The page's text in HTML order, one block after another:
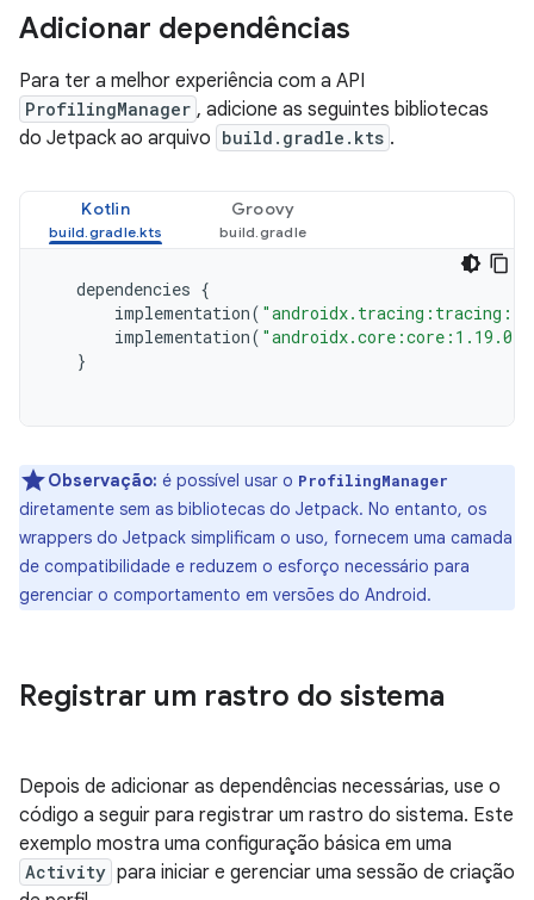
Adicionar dependências
Para ter a melhor experiência com a API
ProfilingManager , adicione as seguintes bibliotecas
do Jetpack ao arquivo build.gradle.kts .
Kotlin Groovy
dependencies {
implementation(
implementation( "androidx.core:core:1.19.0"
}
Observação: é possível usar o ProfilingManager
diretamente sem as bibliotecas do Jetpack. No entanto, os
wrappers do Jetpack simplificam o uso, fornecem uma camada
de compatibilidade e reduzem o esforço necessário para
gerenciar o comportamento em versões do Android.
Registrar um rastro do sistema
Depois de adicionar as dependências necessárias, use o
código a seguir para registrar um rastro do sistema. Este
exemplo mostra uma configuração básica em uma
Activity para iniciar e gerenciar uma sessão de criação